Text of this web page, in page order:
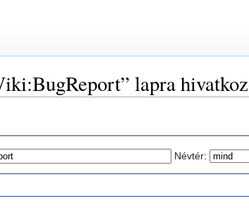
lapra
Névtér: